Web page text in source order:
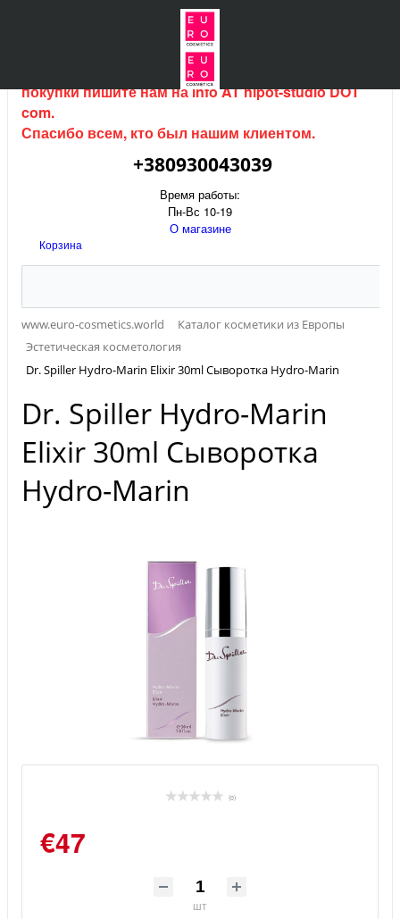
Интернет магазин (данный сайт) продается, для
покупки пишите нам наinfo AT hipot-studio DOT
com.
Спасибо всем, кто был нашим клиентом.
+380930043039
Время работы:
Пн-Вс 10-19
О магазине
Корзина
www.euro-cosmetics.world
Каталог косметики из Европы
Эстетическая косметология
Dr. Spiller Hydro-Marin Elixir 30ml Сыворотка Hydro-Marin
Dr. Spiller Hydro-Marin
Elixir 30ml Сыворотка
Hydro-Marin
(0)
€47
шт